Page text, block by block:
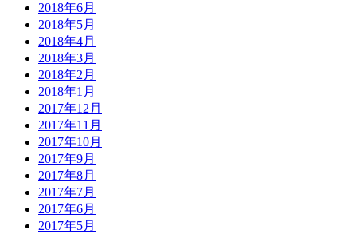
2018年6月
2018年5月
2018年4月
2018年3月
2018年2月
2018年1月
2017年12月
2017年11月
2017年10月
2017年9月
2017年8月
2017年7月
2017年6月
2017年5月